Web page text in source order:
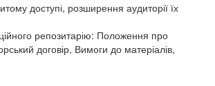
доступі, розширення аудиторії їх
репозитарію: Положення про
договір, Вимоги до матеріалів,